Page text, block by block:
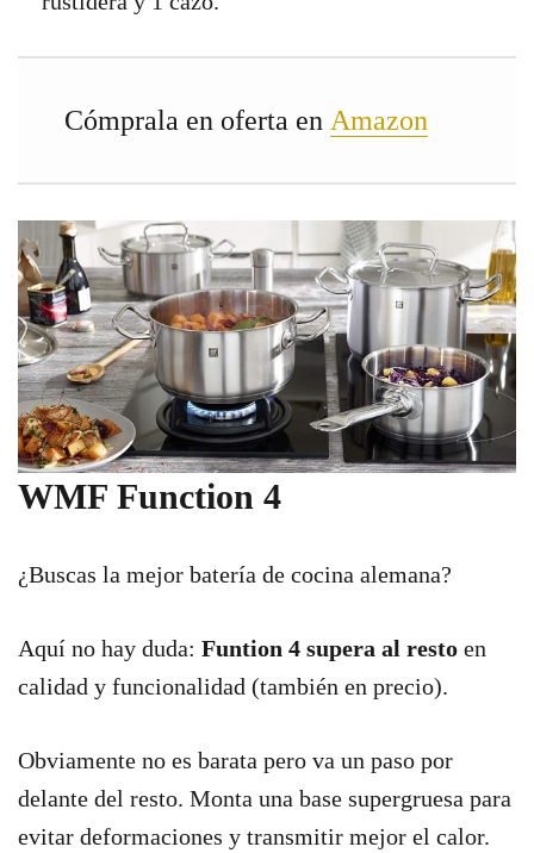
Cómprala en oferta en Amazon
WMF Function 4
¿Buscas la mejor batería de cocina alemana?
Aquí no hay duda: Funtion 4 supera al resto en
calidad y funcionalidad (también en precio).
Obviamente no es barata pero va un paso por
delante del resto. Monta una base supergruesa para
evitar deformaciones y transmitir mejor el calor.